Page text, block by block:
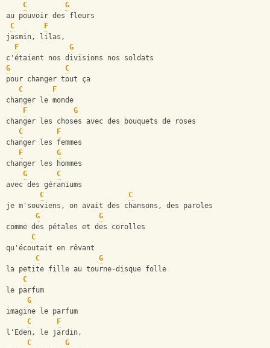
C
G
au pouvoir des fleurs
C
F
jasmin, lilas,
F
G
c'étaient nos divisions nos soldats
G
C
pour changer tout ça
C
F
changer le monde
F
G
changer les choses avec des bouquets de roses
C
F
changer les femmes
F
G
changer les hommes
G
C
avec des géraniums
C
C
je m'souviens, on avait des chansons, des paroles
G
G
comme des pétales et des corolles
C
qu'écoutait en rêvant
C
G
la petite fille au tourne-disque folle
C
le parfum
G
imagine le parfum
C
F
l'Eden, le jardin,
C
G